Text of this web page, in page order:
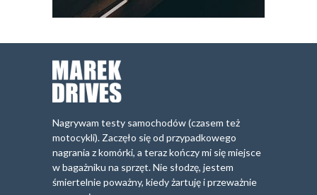
Nagrywam testy samochodów (czasem też
motocykli). Zaczęło się od przypadkowego
nagrania z komórki, a teraz kończy mi się miejsce
w bagażniku na sprzęt. Nie słodzę, jestem
śmiertelnie poważny, kiedy żartuję i przeważnie